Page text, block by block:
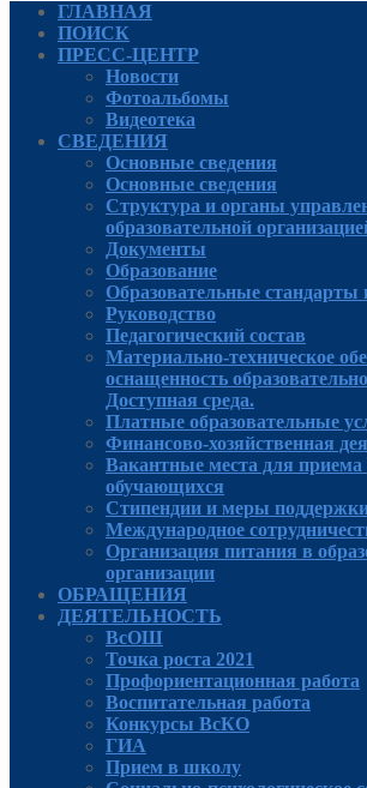
ГЛАВНАЯ
ПОИСК
ПРЕСС-ЦЕНТР
Новости
Фотоальбомы
Видеотека
СВЕДЕНИЯ
Основные сведения
Основные сведения
Структура и органы
образовательной
Документы
Образование
Образовательные стандарты
Руководcтво
Педагогический состав
Материально-техническое
оснащенность
Доступная среда.
Платные образовательные
Финансово-хозяйственная
Вакантные места для приема
обучающихся
Стипендии и меры
Международное
Организация питания в
организации
ОБРАЩЕНИЯ
ДЕЯТЕЛЬНОСТЬ
ВсОШ
Точка роста 2021
Профориентационная работа
Воспитательная работа
Конкурсы ВсКО
ГИА
Прием в школу